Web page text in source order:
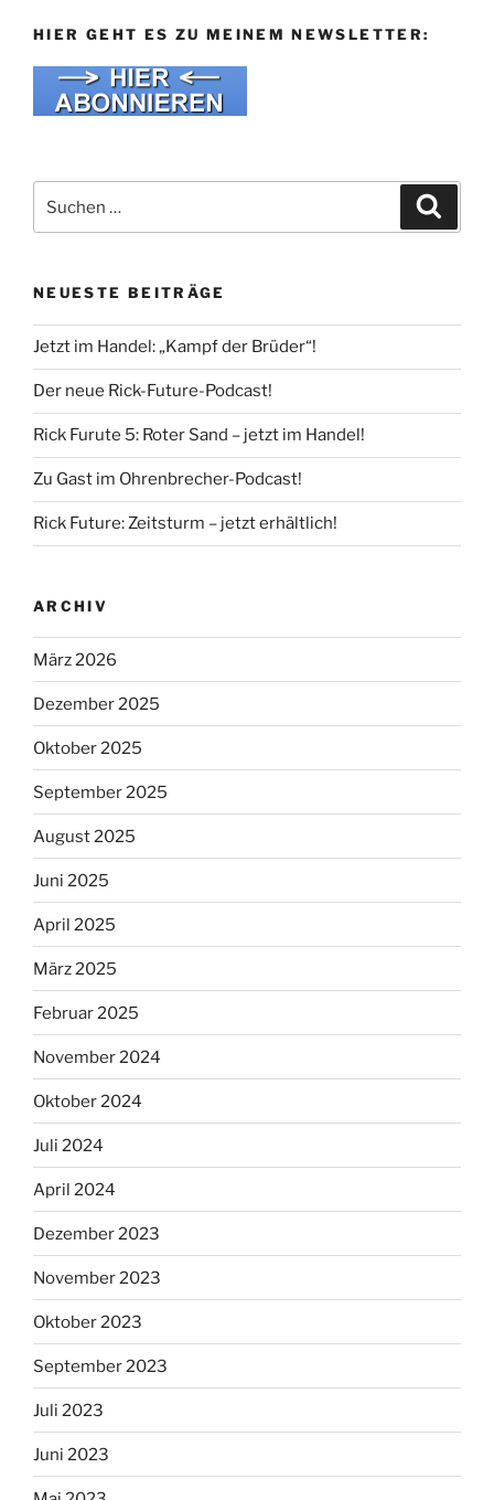
HIER GEHT ES ZU MEINEM NEWSLETTER:
nach:
NEUESTE BEITRÄGE
Jetzt im Handel: „Kampf der Brüder“!
Der neue Rick-Future-Podcast!
Rick Furute 5: Roter Sand – jetzt im Handel!
Zu Gast im Ohrenbrecher-Podcast!
Rick Future: Zeitsturm – jetzt erhältlich!
ARCHIV
März 2026
Dezember 2025
Oktober 2025
September 2025
August 2025
Juni 2025
April 2025
März 2025
Februar 2025
November 2024
Oktober 2024
Juli 2024
April 2024
Dezember 2023
November 2023
Oktober 2023
September 2023
Juli 2023
Juni 2023